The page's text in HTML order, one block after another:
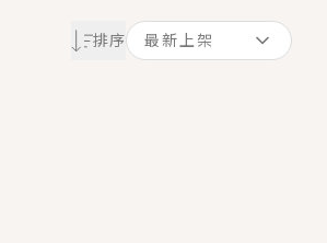
他居然還後悔了？
排序 最新上架